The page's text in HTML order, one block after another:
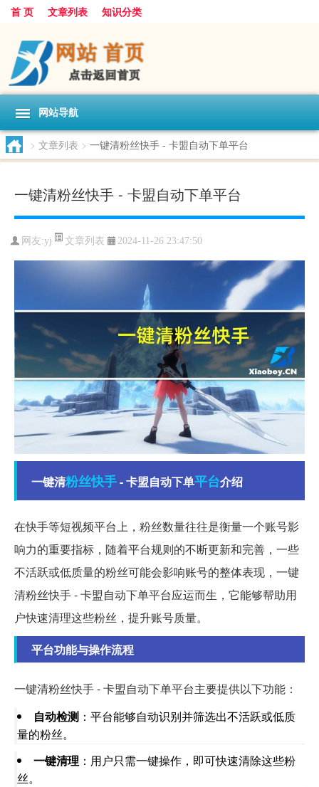
首 页 文章列表 知识分类
网站导航
> 文章列表 > 一键清粉丝快手 - 卡盟自动下单平台
一键清粉丝快手 - 卡盟自动下单平台
网友:yj 文章列表 2024-11-26 23:47:50
一键清粉丝快手- 卡盟自动下单平台介绍
在快手等短视频平台上，粉丝数量往往是衡量一个账号影
响力的重要指标，随着平台规则的不断更新和完善，一些
不活跃或低质量的粉丝可能会影响账号的整体表现，一键
清粉丝快手 - 卡盟自动下单平台应运而生，它能够帮助用
户快速清理这些粉丝，提升账号质量。
平台功能与操作流程
一键清粉丝快手 - 卡盟自动下单平台主要提供以下功能：
自动检测 ：平台能够自动识别并筛选出不活跃或低质
量的粉丝。
一键清理 ：用户只需一键操作，即可快速清除这些粉
丝。